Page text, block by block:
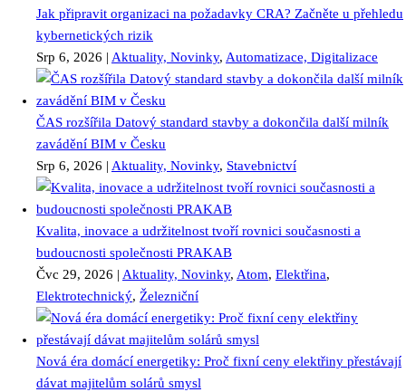
Jak připravit organizaci na požadavky CRA? Začněte u přehledu
kybernetických rizik
Srp 6, 2026 | Aktuality, Novinky, Automatizace, Digitalizace
ČAS rozšířila Datový standard stavby a dokončila další milník
zavádění BIM v Česku
Srp 6, 2026 | Aktuality, Novinky, Stavebnictví
Kvalita, inovace a udržitelnost tvoří rovnici současnosti a
budoucnosti společnosti PRAKAB
Čvc 29, 2026 | Aktuality, Novinky, Atom, Elektřina,
Elektrotechnický, Železniční
Nová éra domácí energetiky: Proč fixní ceny elektřiny přestávají
dávat majitelům solárů smysl